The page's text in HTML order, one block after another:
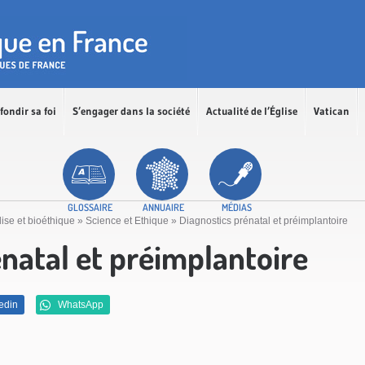
sa foi S’engager dans la société Actualité de l’Église Vatican
GLOSSAIRE ANNUAIRE MÉDIAS
et bioéthique » Science et Ethique » Diagnostics prénatal et préimplantoire
et préimplantoire
WhatsApp